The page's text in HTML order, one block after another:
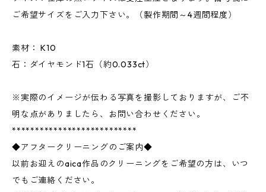
ご希望サイズをご入力下さい。（製作期間～4週間程度）
素材： K10
石：ダイヤモンド1石（約0.033ct）
※実際のイメージが伝わる写真を撮影しておりますが、ご不
明な点がありましたら、お問い合わせください。
***************************
◆アフタークリーニングのご案内◆
以前お迎えのaica作品のクリーニングをご希望の方は、いつ
でもご連絡ください。